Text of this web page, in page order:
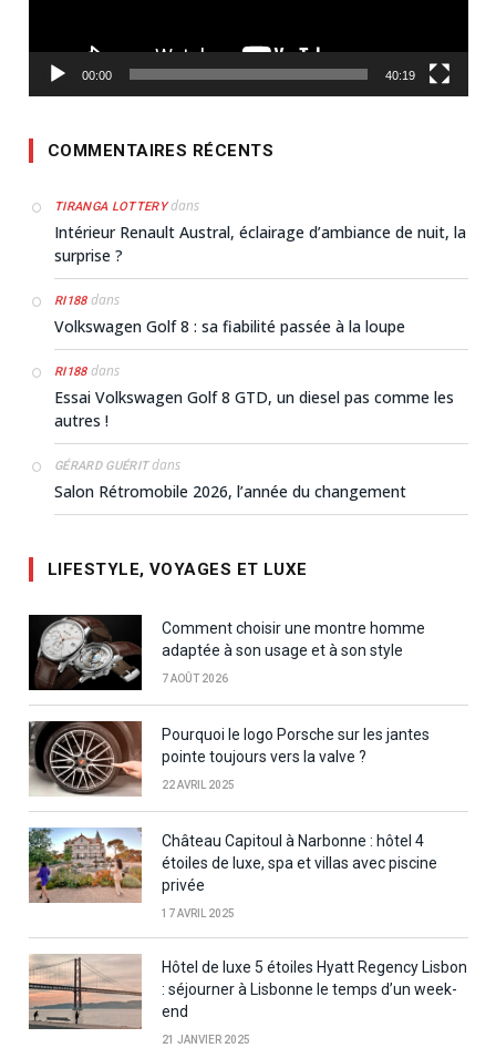
00:00 40:19
COMMENTAIRES RÉCENTS
TIRANGA LOTTERYdans
Intérieur Renault Austral, éclairage d’ambiance de nuit, la
surprise ?
RI188dans
Volkswagen Golf 8 : sa fiabilité passée à la loupe
RI188dans
Essai Volkswagen Golf 8 GTD, un diesel pas comme les
autres !
GÉRARD GUÉRITdans
Salon Rétromobile 2026, l’année du changement
LIFESTYLE, VOYAGES ET LUXE
Comment choisir une montre homme
adaptée à son usage et à son style
7 AOÛT 2026
Pourquoi le logo Porsche sur les jantes
pointe toujours vers la valve ?
22 AVRIL 2025
Château Capitoul à Narbonne : hôtel 4
étoiles de luxe, spa et villas avec piscine
privée
17 AVRIL 2025
Hôtel de luxe 5 étoiles Hyatt Regency Lisbon
: séjourner à Lisbonne le temps d’un week-
end
21 JANVIER 2025